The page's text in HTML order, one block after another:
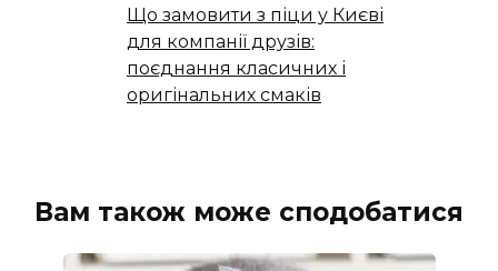
Що замовити з піци у Києві
для компанії друзів:
поєднання класичних і
оригінальних смаків
Вам також може сподобатися